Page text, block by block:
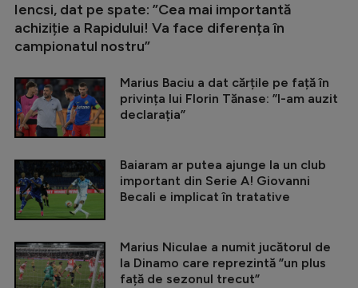
Iencsi, dat pe spate: ”Cea mai importantă
achiziție a Rapidului! Va face diferența în
campionatul nostru”
Marius Baciu a dat cărțile pe față în
privința lui Florin Tănase: ”I-am auzit
declarația”
Baiaram ar putea ajunge la un club
important din Serie A! Giovanni
Becali e implicat în tratative
Marius Niculae a numit jucătorul de
la Dinamo care reprezintă ”un plus
față de sezonul trecut”